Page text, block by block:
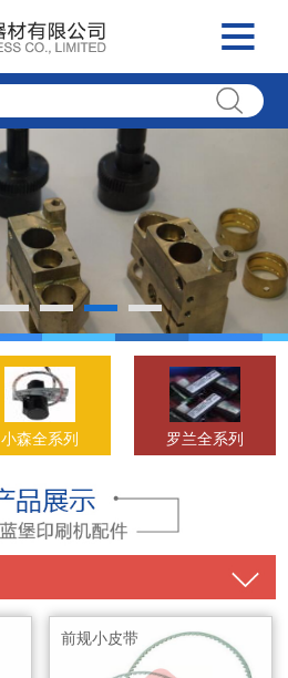
小森全系列 罗兰全系列
前规小皮带